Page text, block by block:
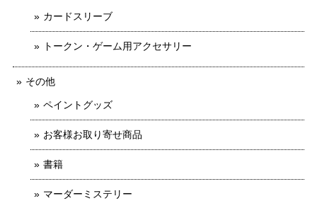
カードスリーブ
トークン・ゲーム用アクセサリー
その他
ペイントグッズ
お客様お取り寄せ商品
書籍
マーダーミステリー